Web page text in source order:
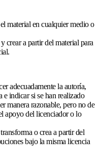
material en cualquier medio o
crear a partir del material para
adecuadamente la autoría,
indicar si se han realizado
manera razonable, pero no de
apoyo del licenciador o lo
o crea a partir del
bajo la misma licencia